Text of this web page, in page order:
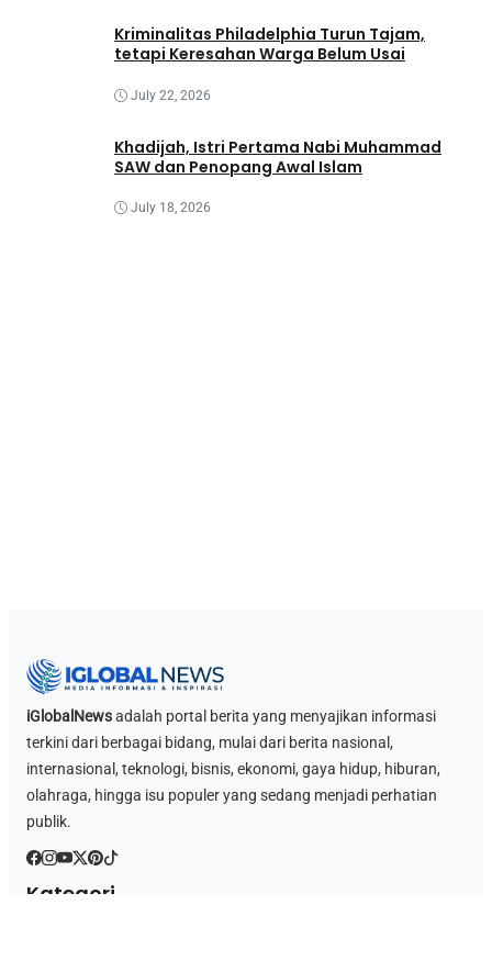
Kriminalitas Philadelphia Turun Tajam,
tetapi Keresahan Warga Belum Usai
July 22, 2026
Khadijah, Istri Pertama Nabi Muhammad
SAW dan Penopang Awal Islam
July 18, 2026
iGlobalNewsadalah portal berita yang menyajikan informasi
terkini dari berbagai bidang, mulai dari berita nasional,
internasional, teknologi, bisnis, ekonomi, gaya hidup, hiburan,
olahraga, hingga isu populer yang sedang menjadi perhatian
publik.
Kategori